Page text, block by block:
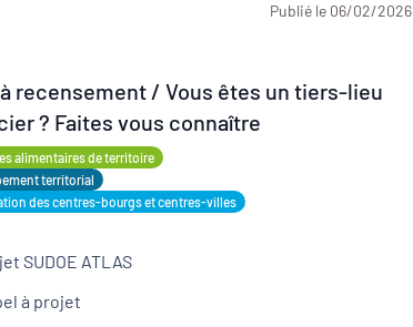
Publié le 06/02/2026
recensement / Vous êtes un tiers-lieu
? Faites vous connaître
alimentaires de territoire
territorial
des centres-bourgs et centres-villes
SUDOE ATLAS
à projet